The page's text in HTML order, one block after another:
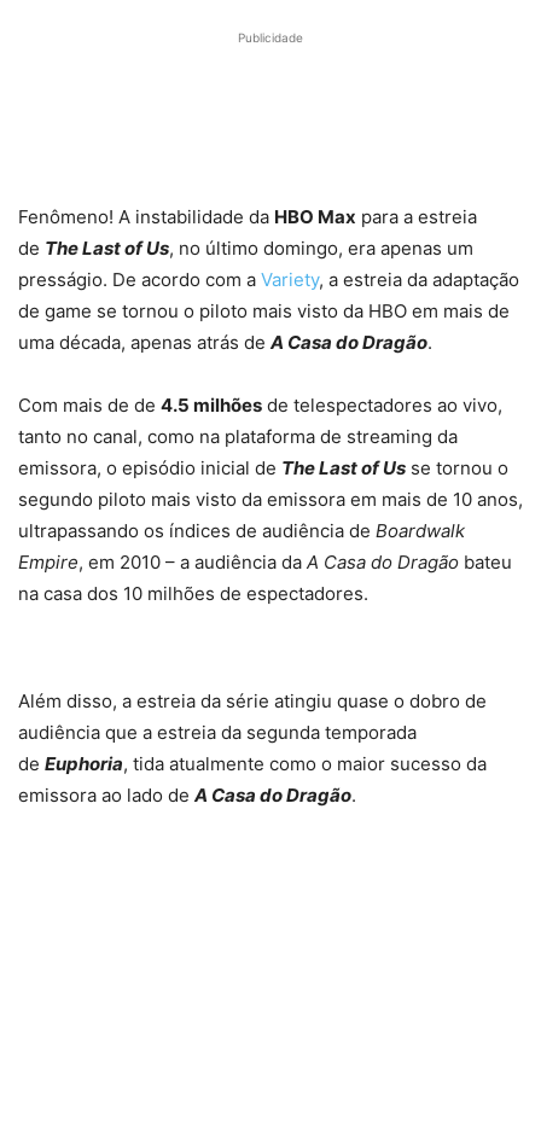
Publicidade
Fenômeno! A instabilidade da HBO Max para a estreia
de The Last of Us, no último domingo, era apenas um
presságio. De acordo com a Variety, a estreia da adaptação
de game se tornou o piloto mais visto da HBO em mais de
uma década, apenas atrás de A Casa do Dragão.
Com mais de de 4.5 milhões de telespectadores ao vivo,
tanto no canal, como na plataforma de streaming da
emissora, o episódio inicial de The Last of Us se tornou o
segundo piloto mais visto da emissora em mais de 10 anos,
ultrapassando os índices de audiência de Boardwalk
Empire, em 2010 – a audiência da A Casa do Dragão bateu
na casa dos 10 milhões de espectadores.
Além disso, a estreia da série atingiu quase o dobro de
audiência que a estreia da segunda temporada
de Euphoria, tida atualmente como o maior sucesso da
emissora ao lado de A Casa do Dragão.